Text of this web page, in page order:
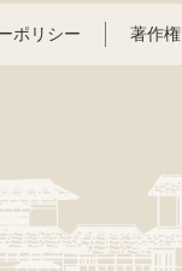
ポリシー 著作権